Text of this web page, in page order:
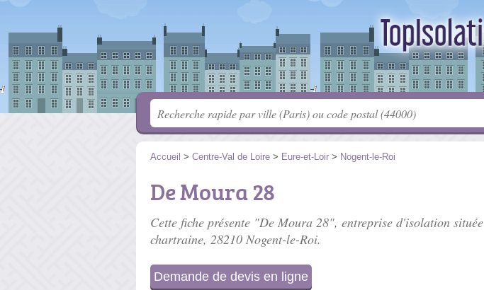
Accueil > Centre-Val de Loire > Eure-et-Loir > Nogent-le-Roi
De Moura 28
Cette fiche présente "De Moura 28", entreprise d'isolation située
chartraine, 28210 Nogent-le-Roi.
Demande de devis en ligne